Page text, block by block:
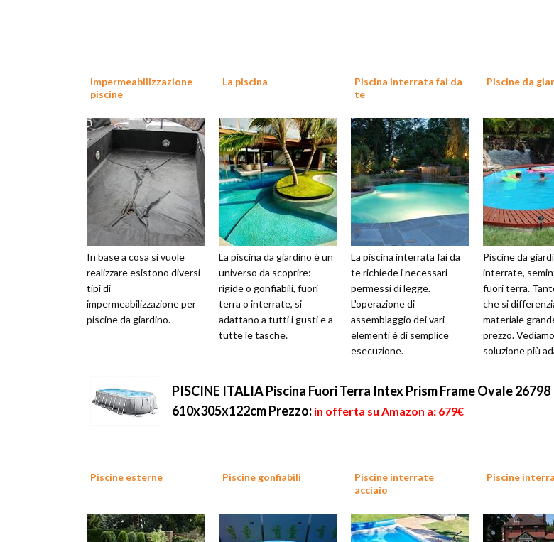
Impermeabilizzazione
piscine
In base a cosa si vuole
realizzare esistono diversi
tipi di
impermeabilizzazione per
piscine da giardino.
La piscina
La piscina da giardino è un
universo da scoprire:
rigide o gonfiabili, fuori
terra o interrate, si
adattano a tutti i gusti e a
tutte le tasche.
Piscina interrata fai da
te
La piscina interrata fai da
te richiede i necessari
permessi di legge.
L'operazione di
assemblaggio dei vari
elementi è di semplice
esecuzione.
Piscine da
Piscine da
interrate,
fuori terra.
che si
materiale
prezzo.
soluzione più
PISCINE ITALIA Piscina Fuori Terra Intex Prism Frame Ovale 26798
610x305x122cmPrezzo: in offerta su Amazon a: 679€
Piscine esterne Piscine gonfiabili
Piscine interrate
acciaio
Piscine